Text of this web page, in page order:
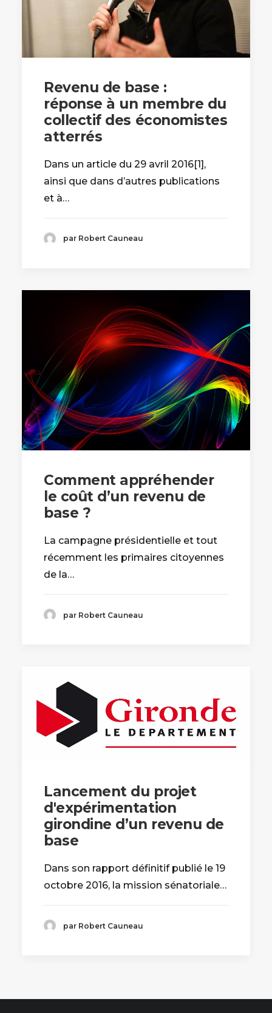
Revenu de base :
réponse à un membre du
collectif des économistes
atterrés
Dans un article du 29 avril 2016[1],
ainsi que dans d’autres publications
et à…
par Robert Cauneau
Comment appréhender
le coût d’un revenu de
base ?
La campagne présidentielle et tout
récemment les primaires citoyennes
de la…
par Robert Cauneau
Lancement du projet
d'expérimentation
girondine d’un revenu de
base
Dans son rapport définitif publié le 19
octobre 2016, la mission sénatoriale…
par Robert Cauneau